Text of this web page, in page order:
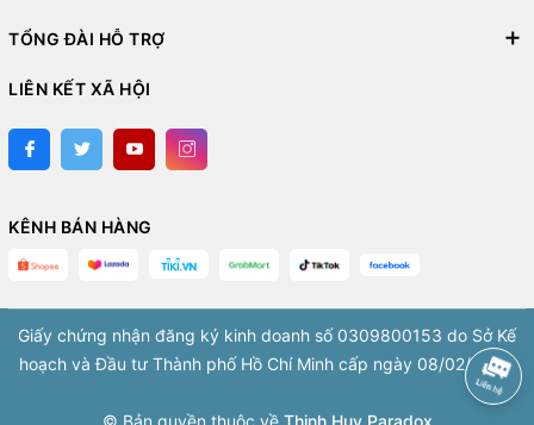
TỔNG ĐÀI HỖ TRỢ
LIÊN KẾT XÃ HỘI
KÊNH BÁN HÀNG
Giấy chứng nhận đăng ký kinh doanh số 0309800153 do Sở Kế
hoạch và Đầu tư Thành phố Hồ Chí Minh cấp ngày 08/02/2010.
© Bản quyền thuộc về Thịnh Huy Paradox